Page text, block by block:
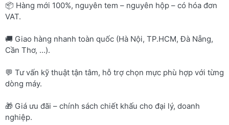
📦 Hàng mới 100%, nguyên tem – nguyên hộp – có hóa đơn
VAT.
🚚 Giao hàng nhanh toàn quốc (Hà Nội, TP.HCM, Đà Nẵng,
Cần Thơ, …).
💬 Tư vấn kỹ thuật tận tâm, hỗ trợ chọn mực phù hợp với từng
dòng máy.
🎁 Giá ưu đãi – chính sách chiết khấu cho đại lý, doanh
nghiệp.